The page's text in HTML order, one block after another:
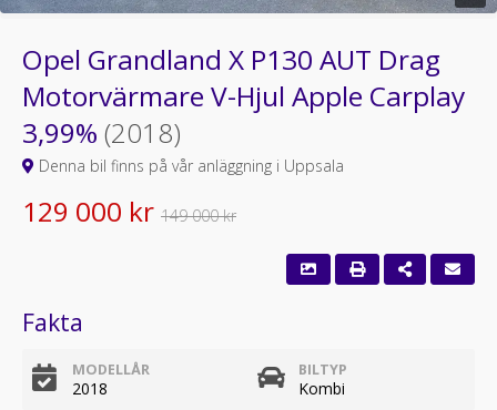
Opel Grandland X P130 AUT Drag
Motorvärmare V-Hjul Apple Carplay
3,99% (2018)
Denna bil finns på vår anläggning i Uppsala
129 000 kr 149 000 kr
Fakta
MODELLÅR
2018
BILTYP
Kombi